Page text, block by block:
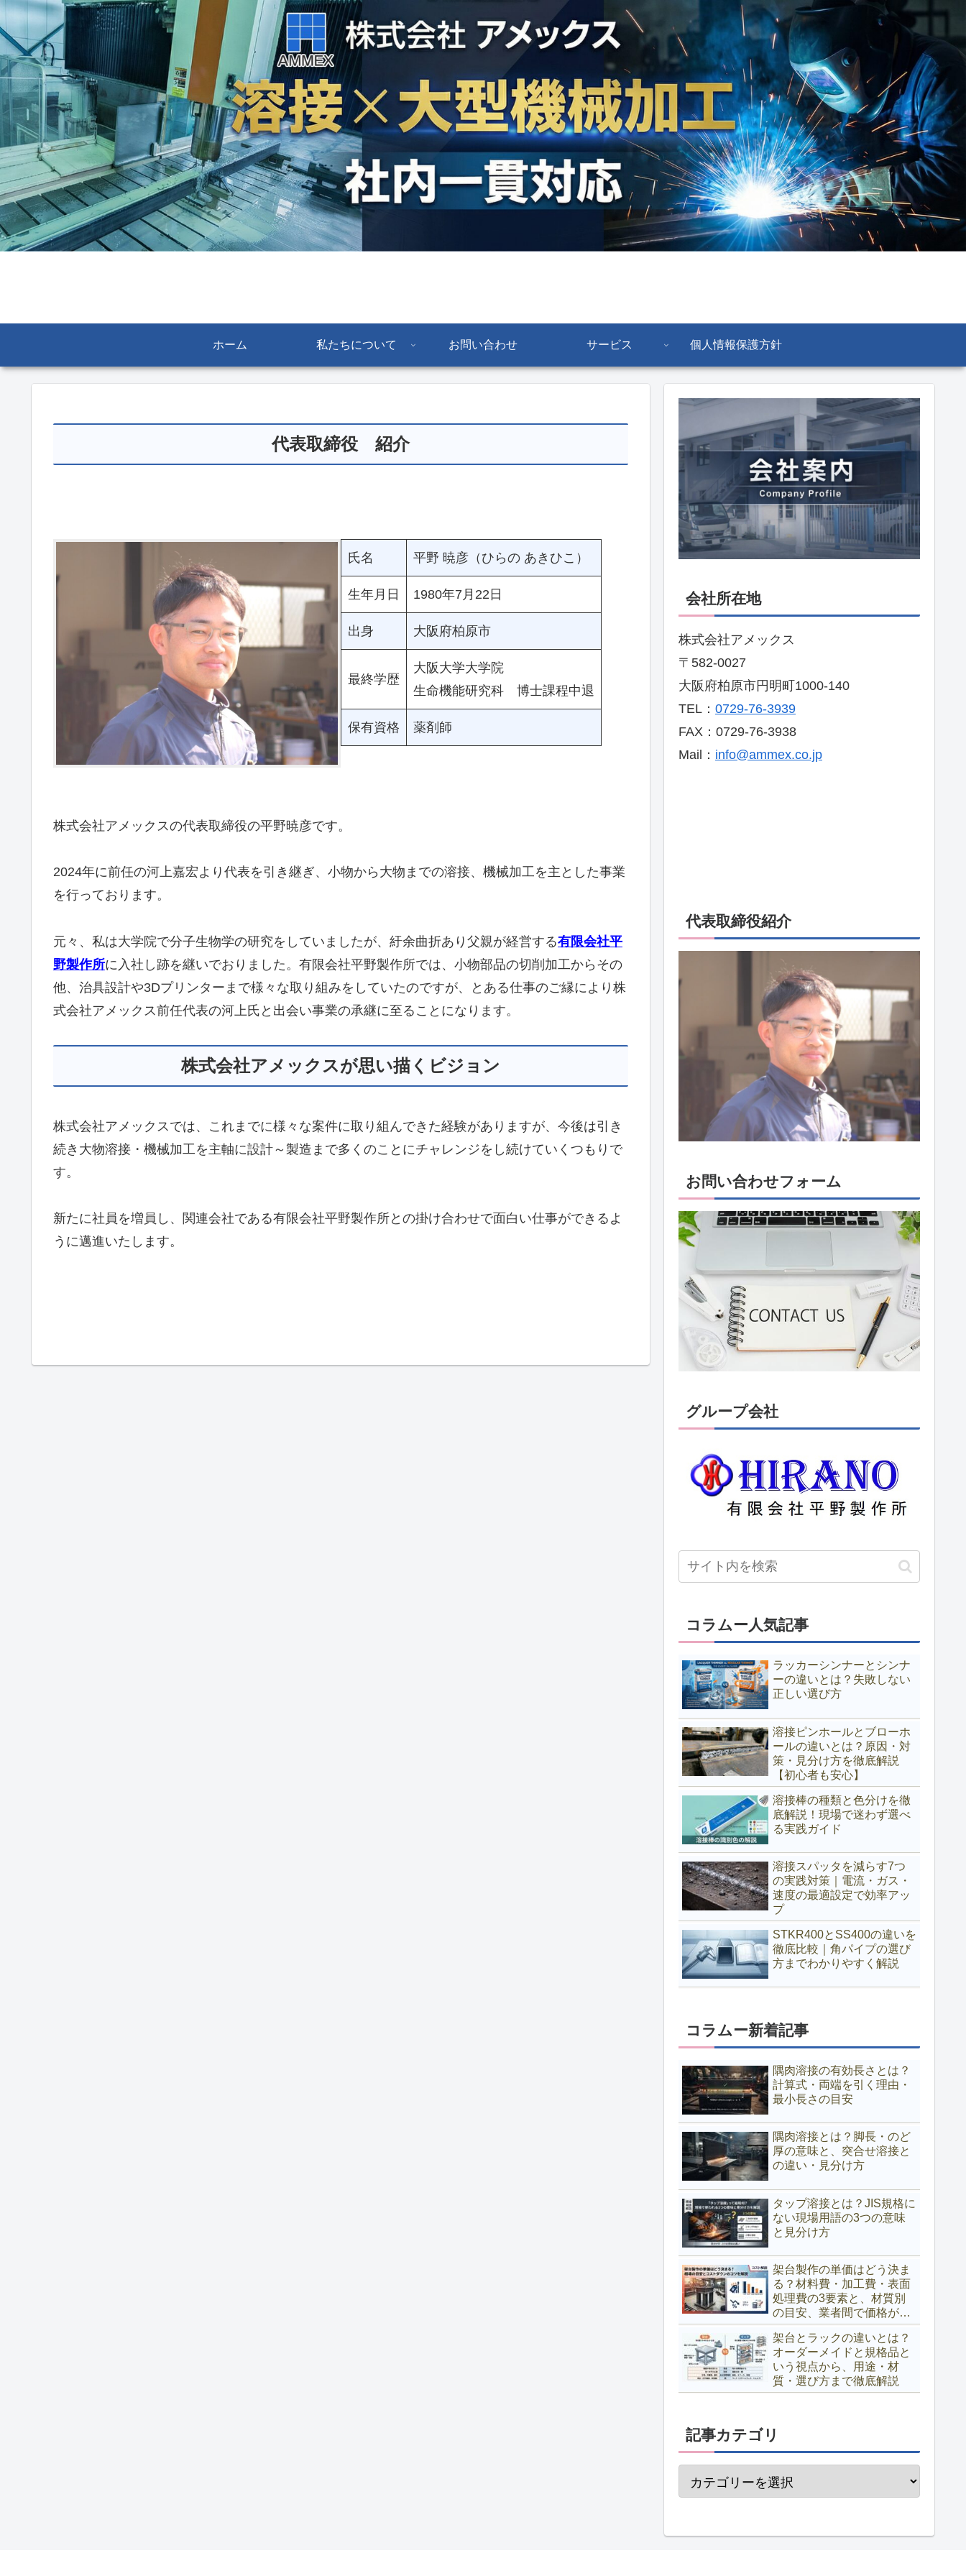
ホーム 私たちについて お問い合わせ サービス 個人情報保護方針
代表取締役 紹介
氏名 平野 暁彦（ひらの あきひこ）
生年月日 1980年7月22日
出身 大阪府柏原市
最終学歴
大阪大学大学院
生命機能研究科 博士課程中退
保有資格 薬剤師
株式会社アメックスの代表取締役の平野暁彦です。
2024年に前任の河上嘉宏より代表を引き継ぎ、小物から大物までの溶接、機械加工を主とした事業
を行っております。
元々、私は大学院で分子生物学の研究をしていましたが、紆余曲折あり父親が経営する有限会社平
野製作所に入社し跡を継いでおりました。有限会社平野製作所では、小物部品の切削加工からその
他、治具設計や3Dプリンターまで様々な取り組みをしていたのですが、とある仕事のご縁により株
式会社アメックス前任代表の河上氏と出会い事業の承継に至ることになります。
株式会社アメックスが思い描くビジョン
株式会社アメックスでは、これまでに様々な案件に取り組んできた経験がありますが、今後は引き
続き大物溶接・機械加工を主軸に設計～製造まで多くのことにチャレンジをし続けていくつもりで
す。
新たに社員を増員し、関連会社である有限会社平野製作所との掛け合わせで面白い仕事ができるよ
うに邁進いたします。
会社所在地
株式会社アメックス
〒582-0027
大阪府柏原市円明町1000-140
TEL： 0729-76-3939
FAX：0729-76-3938
Mail： info@ammex.co.jp
代表取締役紹介
お問い合わせフォーム
グループ会社
コラムー人気記事
ラッカーシンナーとシンナ
ーの違いとは？失敗しない
正しい選び方
溶接ピンホールとブローホ
ールの違いとは？原因・対
策・見分け方を徹底解説
【初心者も安心】
溶接棒の種類と色分けを徹
底解説！現場で迷わず選べ
る実践ガイド
溶接スパッタを減らす7つ
の実践対策｜電流・ガス・
速度の最適設定で効率アッ
プ
STKR400とSS400の違いを
徹底比較｜角パイプの選び
方までわかりやすく解説
コラムー新着記事
隅肉溶接の有効長さとは？
計算式・両端を引く理由・
最小長さの目安
隅肉溶接とは？脚長・のど
厚の意味と、突合せ溶接と
の違い・見分け方
タップ溶接とは？JIS規格に
ない現場用語の3つの意味
と見分け方
架台製作の単価はどう決ま
る？材料費・加工費・表面
処理費の3要素と、材質別
の目安、業者間で価格が変
わる理由、コストダウンの
コツまで解説
架台とラックの違いとは？
オーダーメイドと規格品と
いう視点から、用途・材
質・選び方まで徹底解説
記事カテゴリ